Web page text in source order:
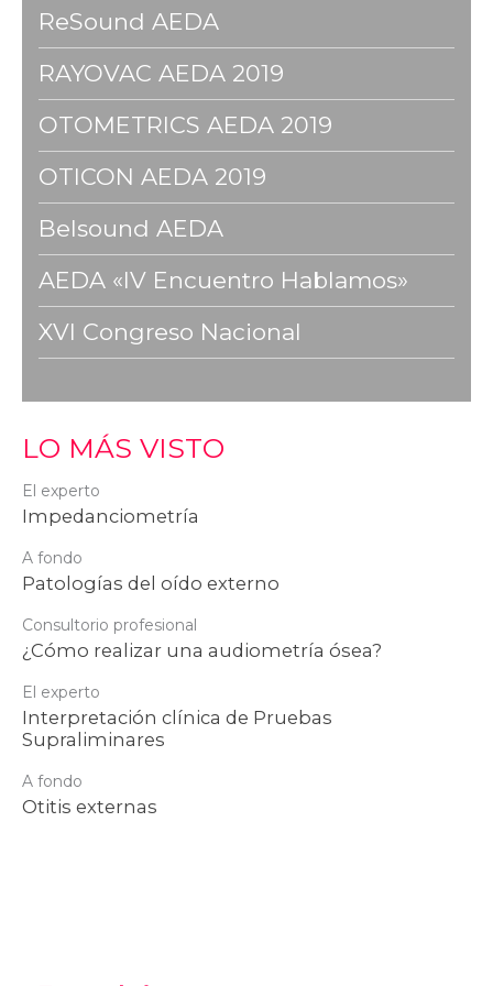
ReSound AEDA
RAYOVAC AEDA 2019
OTOMETRICS AEDA 2019
OTICON AEDA 2019
Belsound AEDA
AEDA «IV Encuentro Hablamos»
XVI Congreso Nacional
LO MÁS VISTO
El experto
Impedanciometría
A fondo
Patologías del oído externo
Consultorio profesional
¿Cómo realizar una audiometría ósea?
El experto
Interpretación clínica de Pruebas
Supraliminares
A fondo
Otitis externas